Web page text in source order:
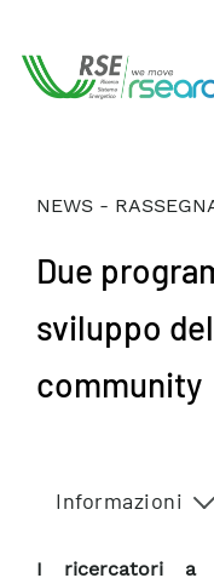
NEWS -
Due
sviluppo
community
Informazioni
I ricercatori a